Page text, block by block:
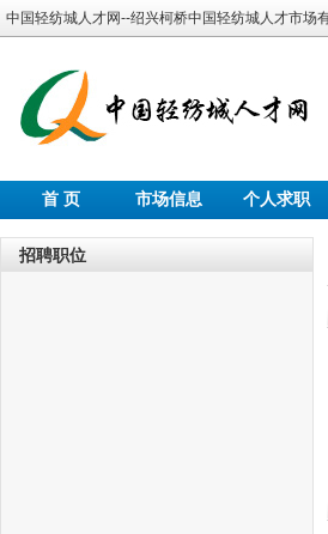
中国轻纺城人才网--绍兴柯桥中国轻纺城人才市场
首 页 市场信息 个人求职
招聘职位